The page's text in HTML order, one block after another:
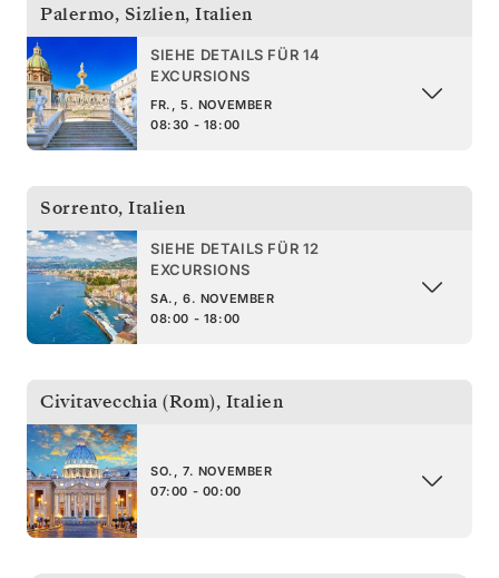
Palermo, Sizlien, Italien
SIEHE DETAILS FÜR 14
EXCURSIONS
FR., 5. NOVEMBER
08:30 - 18:00
Sorrento, Italien
SIEHE DETAILS FÜR 12
EXCURSIONS
SA., 6. NOVEMBER
08:00 - 18:00
Civitavecchia (Rom), Italien
SO., 7. NOVEMBER
07:00 - 00:00